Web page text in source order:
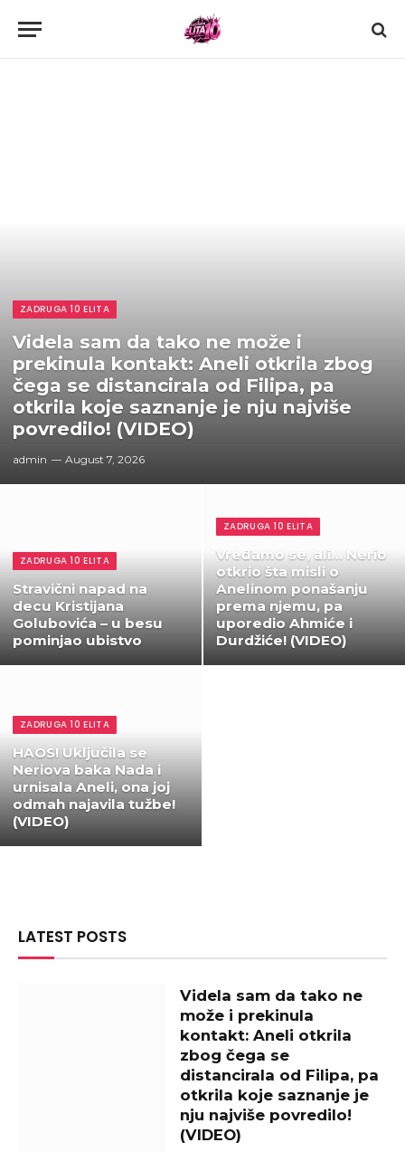
ZADRUGA 10 ELITA
Videla sam da tako ne može i
prekinula kontakt: Aneli otkrila zbog
čega se distancirala od Filipa, pa
otkrila koje saznanje je nju najviše
povredilo! (VIDEO)
admin August 7, 2026
ZADRUGA 10 ELITA
Stravični napad na
decu Kristijana
Golubovića – u besu
pominjao ubistvo
ZADRUGA 10 ELITA
Vređamo se, ali… Nerio
otkrio šta misli o
Anelinom ponašanju
prema njemu, pa
uporedio Ahmiće i
Durdžiće! (VIDEO)
ZADRUGA 10 ELITA
HAOS! Uključila se
Neriova baka Nada i
urnisala Aneli, ona joj
odmah najavila tužbe!
(VIDEO)
LATEST POSTS
Videla sam da tako ne
može i prekinula
kontakt: Aneli otkrila
zbog čega se
distancirala od Filipa, pa
otkrila koje saznanje je
nju najviše povredilo!
(VIDEO)